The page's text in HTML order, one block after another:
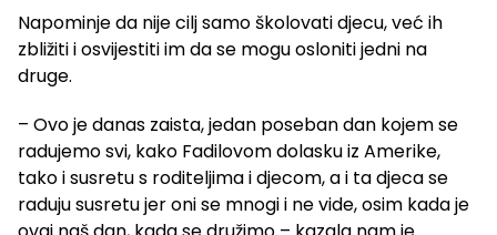
Napominje da nije cilj samo školovati djecu, već ih
zbližiti i osvijestiti im da se mogu osloniti jedni na
druge.
– Ovo je danas zaista, jedan poseban dan kojem se
radujemo svi, kako Fadilovom dolasku iz Amerike,
tako i susretu s roditeljima i djecom, a i ta djeca se
raduju susretu jer oni se mnogi i ne vide, osim kada je